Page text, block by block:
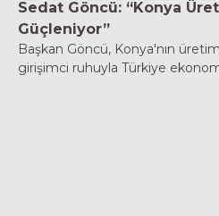
Sedat Göncü: “Konya
Güçleniyor”
Başkan Göncü, Konya'nın
girişimci ruhuyla Türkiye